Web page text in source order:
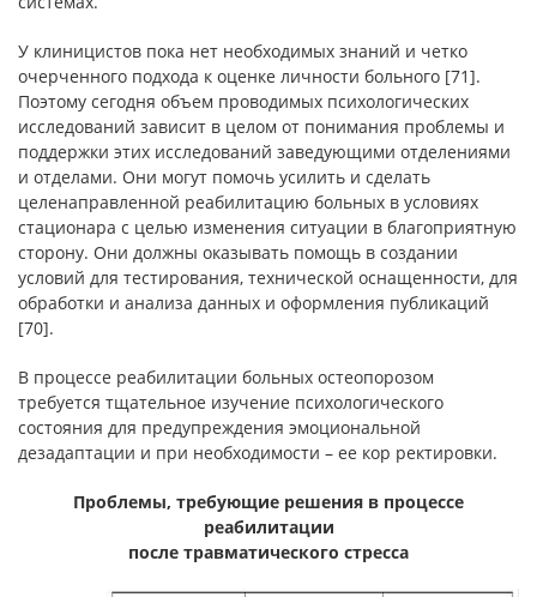
У клиницистов пока нет необходимых знаний и четко
очерченного подхода к оценке личности больного [71].
Поэтому сегодня объем проводимых психологических
исследований зависит в целом от понимания проблемы и
поддержки этих исследований заведующими отделениями
и отделами. Они могут помочь усилить и сделать
целенаправленной реабилитацию больных в условиях
стационара с целью изменения ситуации в благоприятную
сторону. Они должны оказывать помощь в создании
условий для тестирования, технической оснащенности, для
обработки и анализа данных и оформления публикаций
[70].
В процессе реабилитации больных остеопорозом
требуется тщательное изучение психологического
состояния для предупреждения эмоциональной
дезадаптации и при необходимости – ее кор ректировки.
Проблемы, требующие решения в процессе
реабилитации
после травматического стресса